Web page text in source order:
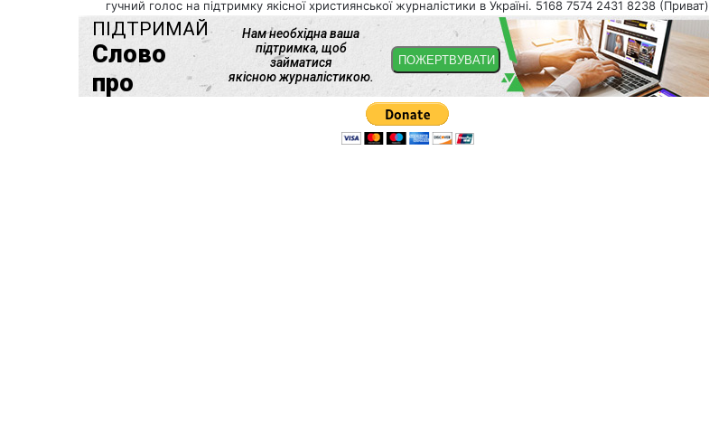
гучний голос на підтримку якісної християнської журналістики в Україні. 5168 7574 2431 8238 (Приват)